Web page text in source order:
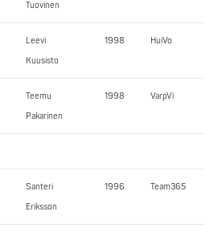
Tuovinen
Leevi
Kuusisto
1998 HuiVo
Teemu
Pakarinen
1998 VarpVi
Santeri
Eriksson
1996 Team365